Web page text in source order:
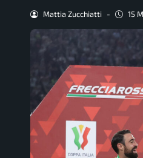
Mattia Zucchiatti - 15